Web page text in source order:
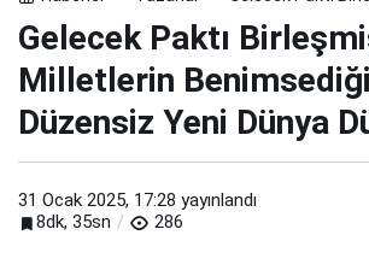
Gelecek Paktı
Milletlerin
Düzensiz Yeni Dünya
31 Ocak 2025, 17:28 yayınlandı
8dk, 35sn
286